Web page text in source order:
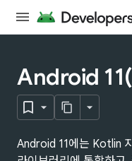
Android
Android 11에는 Kotlin